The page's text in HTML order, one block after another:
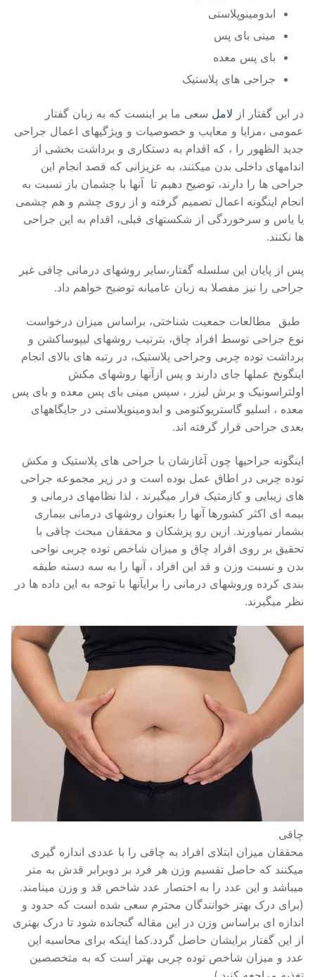
ابدومینوپلاستی
مینی بای پس
بای پس معده
جراحی های پلاستیک
در این گفتار از لامل سعی ما بر اینست که به زبان گفتار
عمومی ،مزایا و معایب و خصوصیات و ویژگیهای اعمال جراحی
جدید الظهور را ، که اقدام به دستکاری و برداشت بخشی از
اندامهای داخلی بدن میکنند، به عزیزانی که قصد انجام این
جراحی ها را دارند، توضیح دهیم تا آنها با چشمان باز نسبت به
انجام اینگونه اعمال تصمیم گرفته و از روی چشم و هم چشمی
یا یاس و سرخوردگی از شکستهای قبلی، اقدام به این جراحی
ها نکنند.
پس از پایان این سلسله گفتار،سایر روشهای درمانی چاقی غیر
جراحی را نیز مفصلا به زبان عامیانه توضیح خواهم داد.
طبق مطالعات جمعیت شناختی، براساس میزان درخواست
نوع جراحی توسط افراد چاق، بترتیب روشهای لیپوساکشن و
برداشت توده چربی وجراحی پلاستیک، در رتبه های بالای انجام
اینگونخ عملها جای دارند و پس ازآنها روشهای مکش
اولتراسونیک و برش لیزر ، سپس مینی بای پس معده و بای پس
معده ، اسلیو گاستریوکتومی و ابدومینوپلاستی در جایگاههای
بعدی جراحی قرار گرفته اند.
اینگونه جراحیها چون آغازشان با جراحی های پلاستیک و مکش
توده چربی در اطاق عمل بوده است و در زیر مجموعه جراحی
های زیبایی و کازمتیک قرار میگیرند ، لذا نظامهای درمانی و
بیمه ای اکثر کشورها آنها را بعنوان روشهای درمانی بیماری
بشمار نمیاورند. ازین رو پزشکان و محققان مبحث چاقی با
تحقیق بر روی افراد چاق و میزان شاخص توده چربی نواحی
بدن و نسبت وزن و قد این افراد ، آنها را به سه دسته طبقه
بندی کرده وروشهای درمانی را برایآنها با توجه به این داده ها در
نظر میگیرند.
چاقی
محققان میزان ابتلای افراد به چاقی را با عددی اندازه گیری
میکنند که حاصل تقسیم وزن هر فرد بر دوبرابر قدش به متر
میباشد و این عدد را به اختصار عدد شاخص قد و وزن مینامند.
(برای درک بهتر خوانندگان محترم سعی شده است که حدود و
اندازه ای براساس وزن در این مقاله گنجانده شود تا درک بهتری
از این گفتار برایشان حاصل گردد.کما اینکه برای محاسبه این
عدد و میزان شاخص توده چربی بهتر است که به متخصصین